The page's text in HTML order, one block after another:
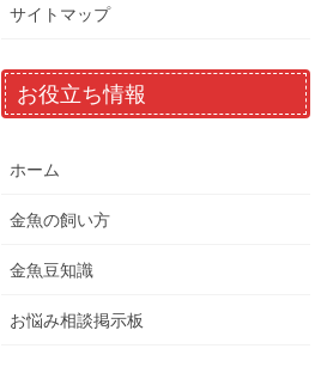
サイトマップ
お役立ち情報
ホーム
金魚の飼い方
金魚豆知識
お悩み相談掲示板